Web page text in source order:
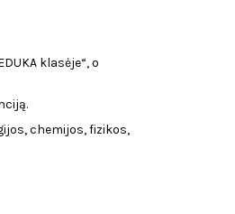
klasėje“, o
chemijos, fizikos,